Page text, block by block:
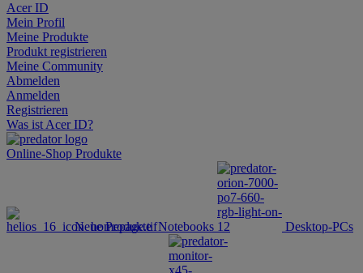
Acer ID
Mein Profil
Meine Produkte
Produkt registrieren
Meine Community
Abmelden
Anmelden
Registrieren
Was ist Acer ID?
Online-Shop Produkte
Neue Produkte Notebooks Desktop-PCs